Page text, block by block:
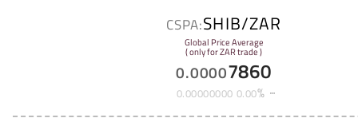
CSPA:SHIB/ZAR
Global Price Average
( only for ZAR trade )
0.00007860
0.00000000 0.00%